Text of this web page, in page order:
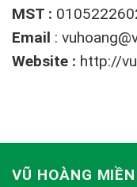
MST :
Email :
Website : http://
VŨ HOÀNG